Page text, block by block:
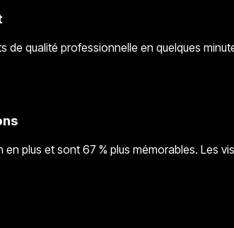
qualité professionnelle en quelques
plus et sont 67 % plus mémorables. Les